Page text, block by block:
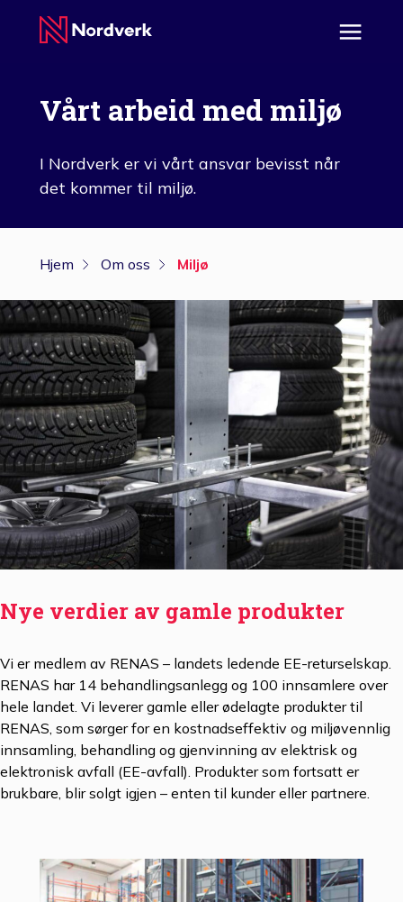
Vårt arbeid med miljø
I Nordverk er vi vårt ansvar bevisst når
det kommer til miljø.
Hjem Om oss Miljø
Nye verdier av gamle produkter
Vi er medlem av RENAS – landets ledende EE-returselskap.
RENAS har 14 behandlingsanlegg og 100 innsamlere over
hele landet. Vi leverer gamle eller ødelagte produkter til
RENAS, som sørger for en kostnadseffektiv og miljøvennlig
innsamling, behandling og gjenvinning av elektrisk og
elektronisk avfall (EE-avfall). Produkter som fortsatt er
brukbare, blir solgt igjen – enten til kunder eller partnere.